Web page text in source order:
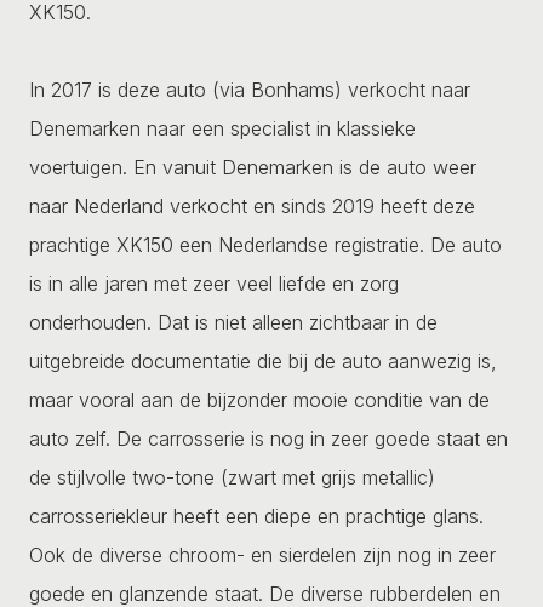
XK150.
In 2017 is deze auto (via Bonhams) verkocht naar
Denemarken naar een specialist in klassieke
voertuigen. En vanuit Denemarken is de auto weer
naar Nederland verkocht en sinds 2019 heeft deze
prachtige XK150 een Nederlandse registratie. De auto
is in alle jaren met zeer veel liefde en zorg
onderhouden. Dat is niet alleen zichtbaar in de
uitgebreide documentatie die bij de auto aanwezig is,
maar vooral aan de bijzonder mooie conditie van de
auto zelf. De carrosserie is nog in zeer goede staat en
de stijlvolle two-tone (zwart met grijs metallic)
carrosseriekleur heeft een diepe en prachtige glans.
Ook de diverse chroom- en sierdelen zijn nog in zeer
goede en glanzende staat. De diverse rubberdelen en